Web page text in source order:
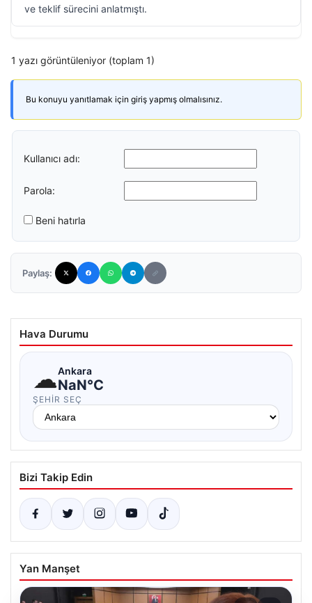
ve teklif sürecini anlatmıştı.
1 yazı görüntüleniyor (toplam 1)
Bu konuyu yanıtlamak için giriş yapmış olmalısınız.
Kullanıcı adı:
Parola:
Beni hatırla
Paylaş:
Hava Durumu
☁Ankara
NaN°C
ŞEHIR SEÇ
Bizi Takip Edin
Yan Manşet